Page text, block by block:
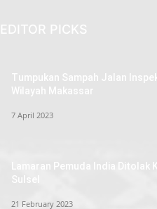
EDITOR PICKS
Tumpukan Sampah Jalan
Wilayah Makassar
7 April 2023
Lamaran Pemuda India Ditolak
Sulsel
21 February 2023